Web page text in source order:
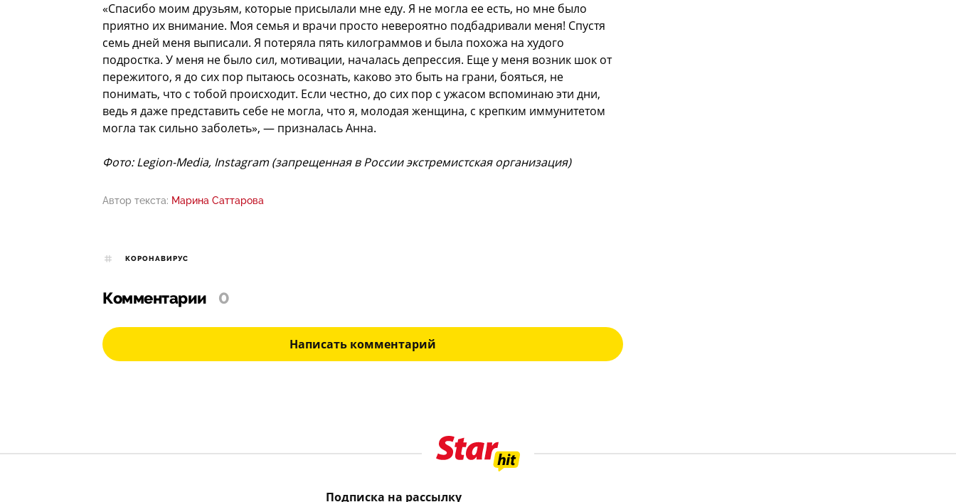
«Спасибо моим друзьям, которые присылали мне еду. Я не могла ее есть, но мне было
приятно их внимание. Моя семья и врачи просто невероятно подбадривали меня! Спустя
семь дней меня выписали. Я потеряла пять килограммов и была похожа на худого
подростка. У меня не было сил, мотивации, началась депрессия. Еще у меня возник шок от
пережитого, я до сих пор пытаюсь осознать, каково это быть на грани, бояться, не
понимать, что с тобой происходит. Если честно, до сих пор с ужасом вспоминаю эти дни,
ведь я даже представить себе не могла, что я, молодая женщина, с крепким иммунитетом
могла так сильно заболеть», — призналась Анна.
Фото: Legion-Media, Instagram (запрещенная в России экстремистская организация)
Автор текста: Марина Саттарова
КОРОНАВИРУС
Комментарии 0
Написать комментарий
Подписка на рассылку